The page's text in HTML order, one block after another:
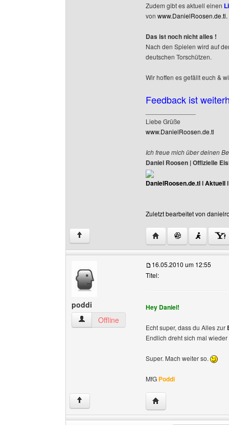
Zudem gibt es aktuell einen
von www.DanielRoosen.de.tl.
Das ist noch nicht alles !
Nach den Spielen wird auf
deutschen Torschützen.
Wir hoffen es gefällt euch &
Feedback ist
Liebe Grüße
www.DanielRoosen.de.tl
Ich freue mich über deinen
Daniel Roosen | Offizielle
DanielRoosen.de.tlIAktuell
Zuletzt bearbeitet von
↑ Website dieses
poddi
poddi Benutzer-Profile anzeigen
Offline
16.05.2010 um 12:55
Titel:
Hey Daniel!
Echt super, dass du Alles zur
Endlich dreht sich mal
Super. Mach weiter so.
MfG Poddi
↑ Website dieses